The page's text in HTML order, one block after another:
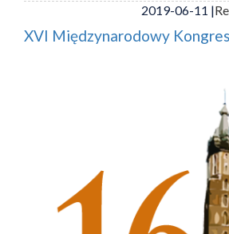
2019-06-11 |
XVI Międzynarodowy